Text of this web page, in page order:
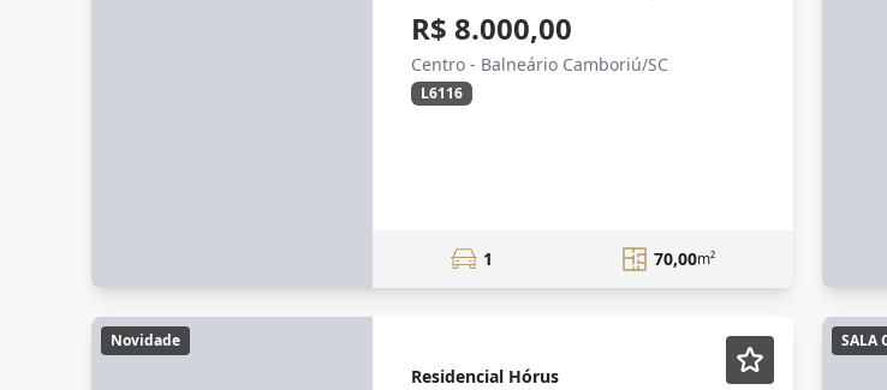
R$ 8.000,00
Centro - Balneário Camboriú/SC
L6116
1 70,00m²
Novidade
Residencial Hórus
SALA